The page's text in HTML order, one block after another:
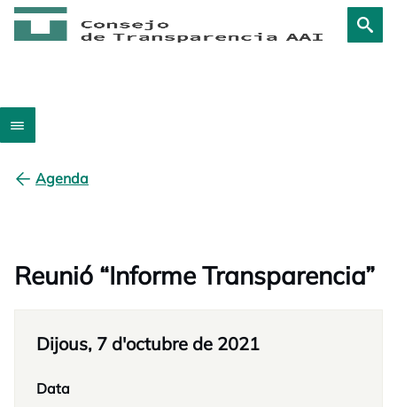
Agenda
Reunió “Informe Transparencia”
Dijous, 7 d'octubre de 2021
Data